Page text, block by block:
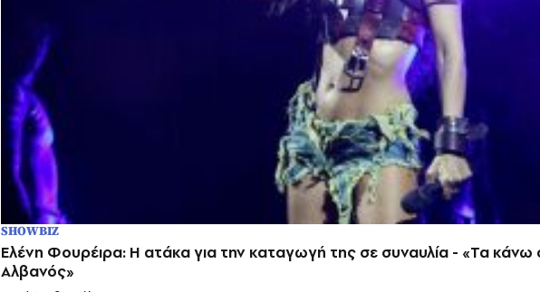
SHOWBIZ
Ελένη Φουρέιρα: Η ατάκα για την καταγωγή της σε συναυλία - «Τα κάνω
Αλβανός»